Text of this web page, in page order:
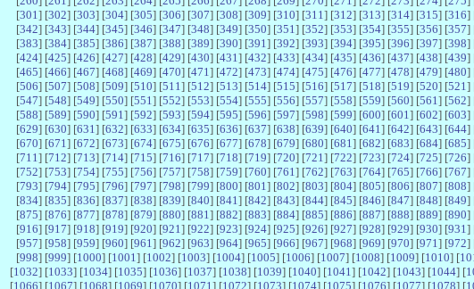
[301 ] [302] [303] [304] [305] [306] [307] [308] [309] [310] [311 ] [312] [313] [314] [315] [316]
[342] [343] [344] [345] [346] [347] [348] [349] [350] [351 ] [352] [353] [354] [355] [356] [357]
[383] [384] [385] [386] [387] [388] [389] [390] [391 ] [392] [393] [394] [395] [396] [397] [398]
[424] [425] [426] [427] [428] [429] [430] [431 ] [432] [433] [434] [435] [436] [437] [438] [439]
[465] [466] [467] [468] [469] [470] [471 ] [472] [473] [474] [475] [476] [477] [478] [479] [480]
[506] [507] [508] [509] [510] [511 ] [512] [513] [514] [515] [516] [517] [518] [519] [520] [521 ]
[547] [548] [549] [550] [551 ] [552] [553] [554] [555] [556] [557] [558] [559] [560] [561 ] [562]
[588] [589] [590] [591 ] [592] [593] [594] [595] [596] [597] [598] [599] [600] [601 ] [602] [603]
[629] [630] [631 ] [632] [633] [634] [635] [636] [637] [638] [639] [640] [641 ] [642] [643] [644]
[670] [671 ] [672] [673] [674] [675] [676] [677] [678] [679] [680] [681 ] [682] [683] [684] [685]
[711 ] [712] [713] [714] [715] [716] [717] [718] [719] [720] [721 ] [722] [723] [724] [725] [726]
[752] [753] [754] [755] [756] [757] [758] [759] [760] [761 ] [762] [763] [764] [765] [766] [767]
[793] [794] [795] [796] [797] [798] [799] [800] [801 ] [802] [803] [804] [805] [806] [807] [808]
[834] [835] [836] [837] [838] [839] [840] [841 ] [842] [843] [844] [845] [846] [847] [848] [849]
[875] [876] [877] [878] [879] [880] [881 ] [882] [883] [884] [885] [886] [887] [888] [889] [890]
[916] [917] [918] [919] [920] [921 ] [922] [923] [924] [925] [926] [927] [928] [929] [930] [931 ]
[957] [958] [959] [960] [961 ] [962] [963] [964] [965] [966] [967] [968] [969] [970] [971 ] [972]
[998] [999] [1000] [1001 ] [1002] [1003] [1004] [1005] [1006] [1007] [1008] [1009] [1010] [
[1032] [1033] [1034] [1035] [1036] [1037] [1038] [1039] [1040] [1041 ] [1042] [1043] [1044] [
[1066] [1067] [1068] [1069] [1070] [1071 ] [1072] [1073] [1074] [1075] [1076] [1077] [1078] [